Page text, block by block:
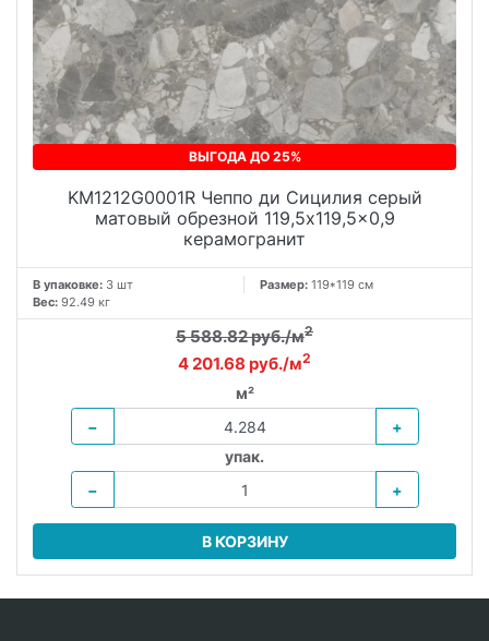
ВЫГОДА ДО 25%
KM1212G0001R Чеппо ди Сицилия серый
матовый обрезной 119,5x119,5x0,9
керамогранит
В упаковке: 3 шт Размер: 119*119 см
Вес: 92.49 кг
5 588.82 руб./м2
4 201.68 руб./м2
м²
−
+
упак.
−
+
В КОРЗИНУ